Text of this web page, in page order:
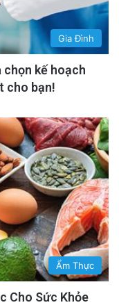
Gia Đình
chọn kế hoạch
cho bạn!
Ẩm Thực
Cho Sức Khỏe